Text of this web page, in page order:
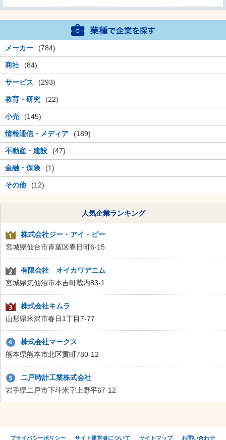
メーカー (784)
商社 (84)
サービス (293)
教育・研究 (22)
小売 (145)
情報通信・メディア (189)
不動産・建設 (47)
金融・保険 (1)
その他 (12)
人気企業ランキング
株式会社ジー・アイ・ピー
宮城県仙台市青葉区春日町6-15
有限会社 オイカワデニム
宮城県気仙沼市本吉町蔵内83-1
株式会社キムラ
山形県米沢市春日1丁目7-77
株式会社マークス
熊本県熊本市北区貢町780-12
二戸時計工業株式会社
岩手県二戸市下斗米字上野平67-12
プライバシーポリシー サイト運営者について サイトマップ お問い合わせ